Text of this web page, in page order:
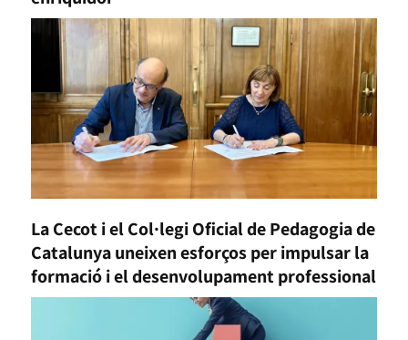
La Cecot i el Col·legi Oficial de Pedagogia de
Catalunya uneixen esforços per impulsar la
formació i el desenvolupament professional